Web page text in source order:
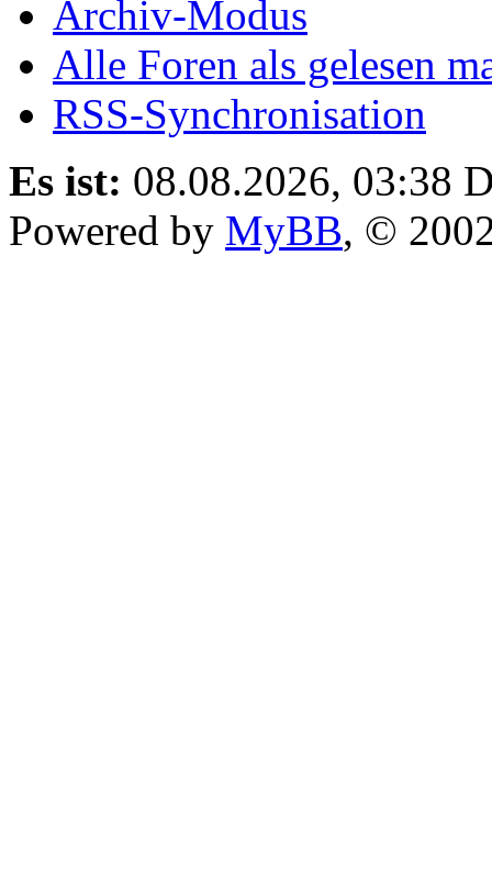
Archiv-Modus
Alle Foren als gelesen
RSS-Synchronisation
Es ist: 08.08.2026, 03:38
Powered by MyBB, ©